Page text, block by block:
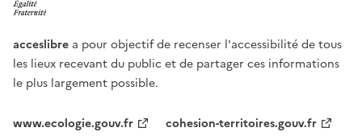
acceslibre a pour objectif de recenser l'accessibilité de tous
les lieux recevant du public et de partager ces informations
le plus largement possible.
www.ecologie.gouv.fr
cohesion-territoires.gouv.fr